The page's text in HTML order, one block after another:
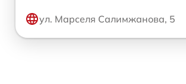
ул. Марселя Салимжанова, 5